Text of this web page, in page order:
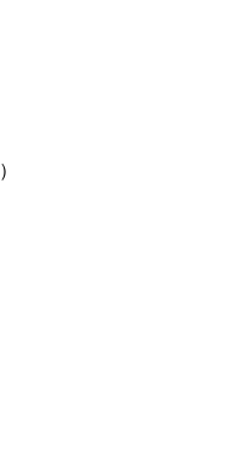
）